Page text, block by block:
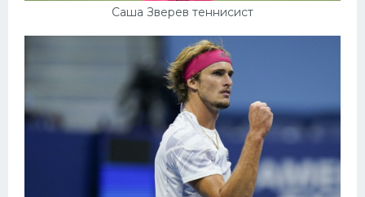
Саша Зверев теннисист